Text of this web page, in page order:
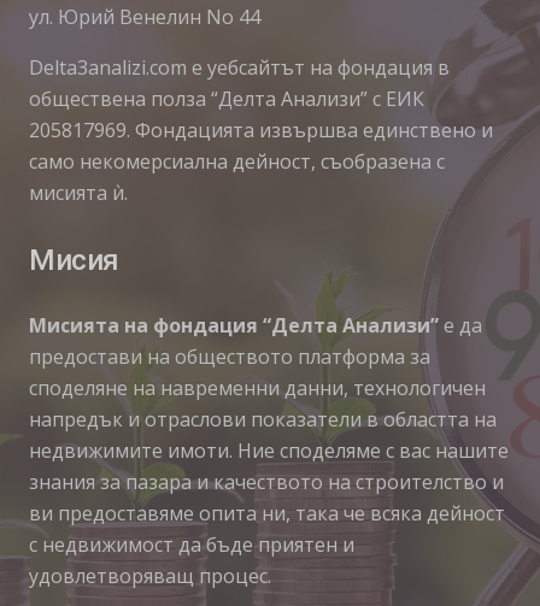
ул. Юрий Венелин No 44
Delta3analizi.com e уебсайтът на фондация в
обществена полза “Делта Анализи” с ЕИК
205817969. Фондацията извършва единствено и
само некомерсиална дейност, съобразена с
мисията ѝ.
Мисия
Мисията на фондация “Делта Анализи”е да
предостави на обществото платформа за
споделяне на навременни данни, технологичен
напредък и отраслови показатели в областта на
недвижимите имоти. Ние споделяме с вас нашите
знания за пазара и качеството на строителство и
ви предоставяме опита ни, така че всяка дейност
с недвижимост да бъде приятен и
удовлетворяващ процес.